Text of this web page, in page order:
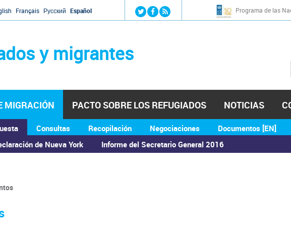
Jump to navigation
Français Русский Español Programa de las
y migrantes
MIGRACIÓN
de Nueva York Informe del Secretario General 2016
Consultas Recopilación Negociaciones Documentos [EN]
PACTO SOBRE LOS REFUGIADOS NOTICIAS